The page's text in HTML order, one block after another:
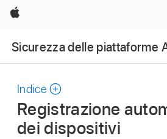
Apple
Sicurezza delle piattaforme
Indice
Registrazione
dei dispositivi